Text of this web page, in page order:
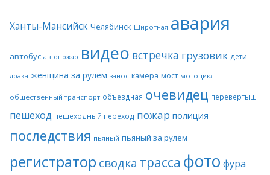
Ханты-Мансийск Челябинск Широтная авария
автобус автопожар видео встречка грузовик дети
драка женщина за рулем занос камера мост мотоцикл
общественный транспорт объездная очевидец перевертыш
пешеход пешеходный переход пожар полиция
последствия пьяный пьяный за рулем
регистратор сводка трасса фото фура